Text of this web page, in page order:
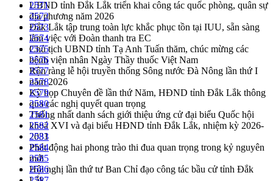
UBND tỉnh Đắk Lắk triển khai công tác quốc phòng, quân sự
địa phương năm 2026
Đắk Lắk tập trung toàn lực khắc phục tồn tại IUU, sẵn sàng
làm việc với Đoàn thanh tra EC
Chủ tịch UBND tỉnh Tạ Anh Tuấn thăm, chúc mừng các
bệnh viện nhân Ngày Thầy thuốc Việt Nam
Rộn ràng lễ hội truyền thống Sông nước Đà Nông lần thứ I
năm 2026
Kỳ họp Chuyên đề lần thứ Năm, HĐND tỉnh Đắk Lắk thông
qua các nghị quyết quan trọng
Thống nhất danh sách giới thiệu ứng cử đại biểu Quốc hội
khoá XVI và đại biểu HĐND tỉnh Đắk Lắk, nhiệm kỳ 2026-
2031
Phát động hai phong trào thi đua quan trọng trong kỷ nguyên
mới
Hội nghị lần thứ tư Ban Chỉ đạo công tác bầu cử tỉnh Đắk
2571
2572
2573
2574
2575
2576
2577
2578
2579
2580
2581
2582
2583
2584
2585
2586